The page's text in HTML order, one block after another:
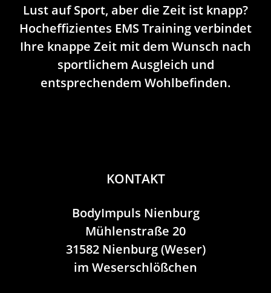
Lust auf Sport, aber die Zeit ist knapp?
Hocheffizientes EMS Training verbindet
Ihre knappe Zeit mit dem Wunsch nach
sportlichem Ausgleich und
entsprechendem Wohlbefinden.
KONTAKT
BodyImpuls Nienburg
Mühlenstraße 20
31582 Nienburg (Weser)
im Weserschlößchen